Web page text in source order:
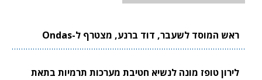
ראש המוסד לשעבר, דוד ברנע, מצטרף ל-Ondas
לירון טופז מונה לנשיא חטיבת מערכות תרמיות בתאת